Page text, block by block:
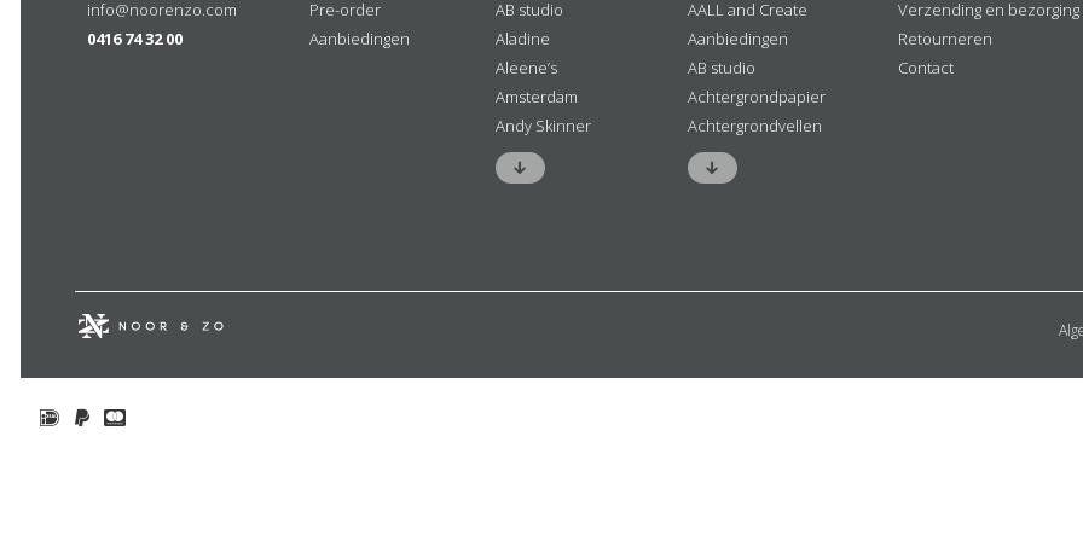
info@noorenzo.com
0416 74 32 00
Pre-order
Aanbiedingen
AB studio
Aladine
Aleene’s
Amsterdam
Andy Skinner
AALL and Create
Aanbiedingen
AB studio
Achtergrondpapier
Achtergrondvellen
Verzending en bezorging
Retourneren
Contact